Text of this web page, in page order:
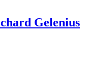
Gelenius